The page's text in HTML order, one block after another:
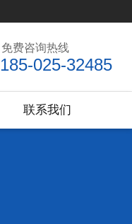
免费咨询热线
185-025-32485
联系我们